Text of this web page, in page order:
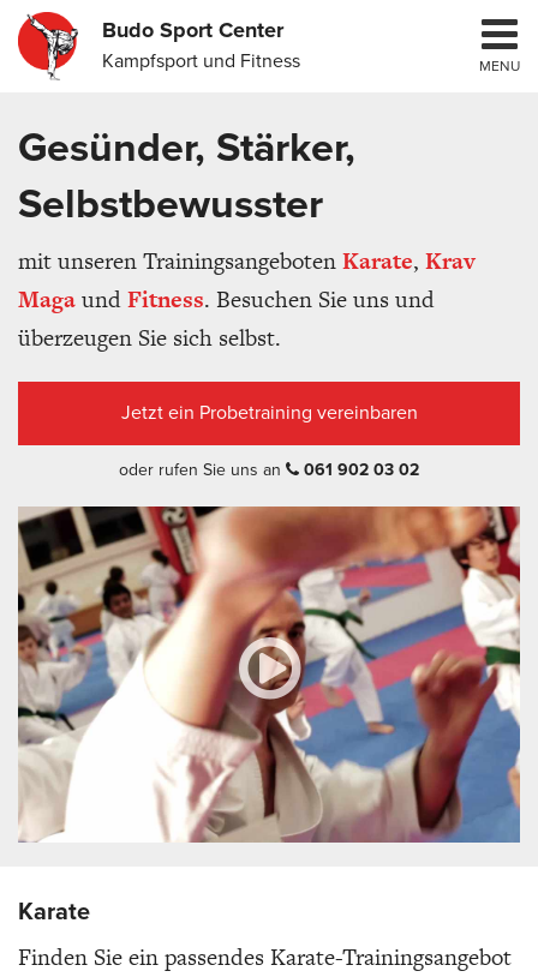
Budo Sport Center
Kampfsport und Fitness MENU
Gesünder, Stärker,
Selbstbewusster
mit unseren TrainingsangebotenKarate, Krav
MagaundFitness. Besuchen Sie uns und
überzeugen Sie sich selbst.
Jetzt ein Probetraining vereinbaren
oder rufen Sie uns an 061 902 03 02
Karate
Finden Sie ein passendes Karate-Trainingsangebot